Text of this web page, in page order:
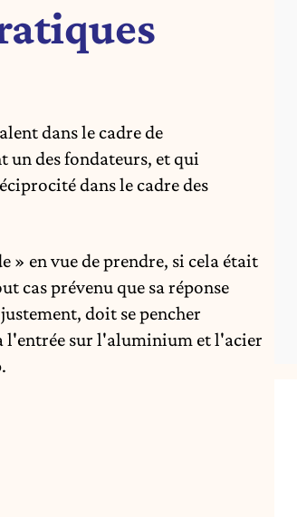
dans le cadre de
des fondateurs, et qui
dans le cadre des
» en vue de prendre, si cela était
cas prévenu que sa réponse
doit se pencher
l'entrée sur l'aluminium et l'acier